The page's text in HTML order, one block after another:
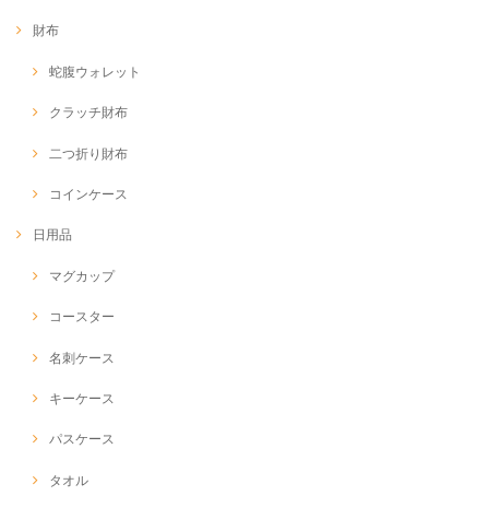
財布
蛇腹ウォレット
クラッチ財布
二つ折り財布
コインケース
日用品
マグカップ
コースター
名刺ケース
キーケース
パスケース
タオル